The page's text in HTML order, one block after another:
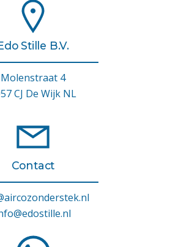
Stille B.V.
Molenstraat 4
CJ De Wijk NL
Contact